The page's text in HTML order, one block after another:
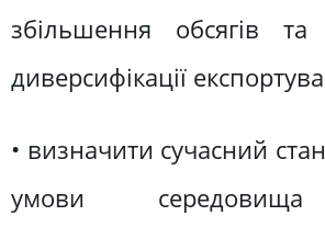
збільшення обсягів та
диверсифікації
• визначити сучасний
умови середовища